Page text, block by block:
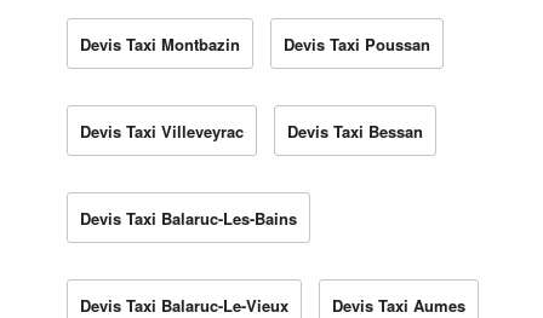
Devis Taxi Montbazin Devis Taxi Poussan
Devis Taxi Villeveyrac Devis Taxi Bessan
Devis Taxi Balaruc-Les-Bains
Devis Taxi Balaruc-Le-Vieux Devis Taxi Aumes